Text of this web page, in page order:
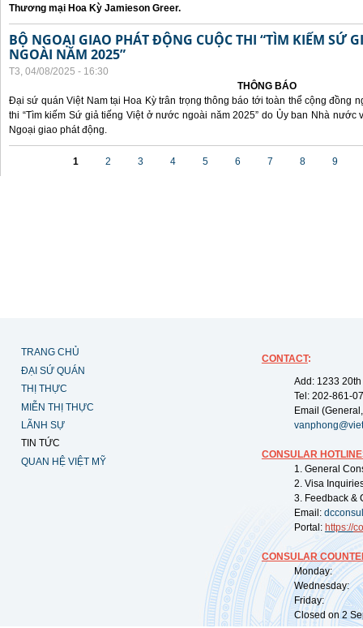
Thương mại Hoa Kỳ Jamieson Greer.
BỘ NGOẠI GIAO PHÁT ĐỘNG CUỘC THI “TÌM KIẾM SỨ
NGOÀI NĂM 2025”
T3, 04/08/2025 - 16:30
THÔNG BÁO
Đại sứ quán Việt Nam tại Hoa Kỳ trân trọng thông báo tới toàn thể cộng đồng
thi “Tìm kiếm Sứ giả tiếng Việt ở nước ngoài năm 2025” do Ủy ban Nhà
Ngoại giao phát động.
1 2 3 4 5 6 7 8 9
TRANG CHỦ
ĐẠI SỨ QUÁN
THỊ THỰC
MIỄN THỊ THỰC
LÃNH SỰ
TIN TỨC
QUAN HỆ VIỆT MỸ
CONTACT:
Add: 1233
Tel: 202-861-
Email
CONSULAR
1. General
2. Visa
3. Feedback &
Email:
Portal: https://
CONSULAR
Monday:
Wednesday:
Friday:
Closed on 2